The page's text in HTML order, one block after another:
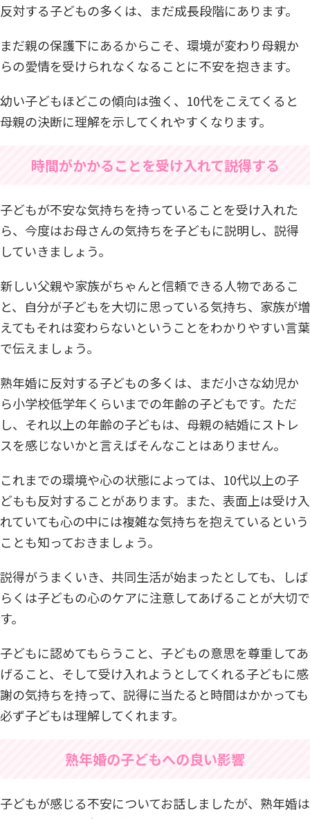
反対する子どもの多くは、まだ成長段階にあります。
まだ親の保護下にあるからこそ、環境が変わり母親か
らの愛情を受けられなくなることに不安を抱きます。
幼い子どもほどこの傾向は強く、10代をこえてくると
母親の決断に理解を示してくれやすくなります。
時間がかかることを受け入れて説得する
子どもが不安な気持ちを持っていることを受け入れた
ら、今度はお母さんの気持ちを子どもに説明し、説得
していきましょう。
新しい父親や家族がちゃんと信頼できる人物であるこ
と、自分が子どもを大切に思っている気持ち、家族が増
えてもそれは変わらないということをわかりやすい言葉
で伝えましょう。
熟年婚に反対する子どもの多くは、まだ小さな幼児か
ら小学校低学年くらいまでの年齢の子どもです。ただ
し、それ以上の年齢の子どもは、母親の結婚にストレ
スを感じないかと言えばそんなことはありません。
これまでの環境や心の状態によっては、10代以上の子
どもも反対することがあります。また、表面上は受け入
れていても心の中には複雑な気持ちを抱えているという
ことも知っておきましょう。
説得がうまくいき、共同生活が始まったとしても、しば
らくは子どもの心のケアに注意してあげることが大切で
す。
子どもに認めてもらうこと、子どもの意思を尊重してあ
げること、そして受け入れようとしてくれる子どもに感
謝の気持ちを持って、説得に当たると時間はかかっても
必ず子どもは理解してくれます。
熟年婚の子どもへの良い影響
子どもが感じる不安についてお話しましたが、熟年婚は